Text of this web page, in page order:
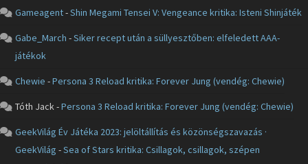
Gameagent-Shin Megami Tensei V: Vengeance kritika: Isteni Shinjáték
Gabe_March -Siker recept után a süllyesztőben: elfeledett AAA-
játékok
Chewie -Persona 3 Reload kritika: Forever Jung (vendég: Chewie)
Tóth Jack-Persona 3 Reload kritika: Forever Jung (vendég: Chewie)
GeekVilág Év Játéka 2023: jelöltállítás és közönségszavazás ·
GeekVilág -Sea of Stars kritika: Csillagok, csillagok, szépen